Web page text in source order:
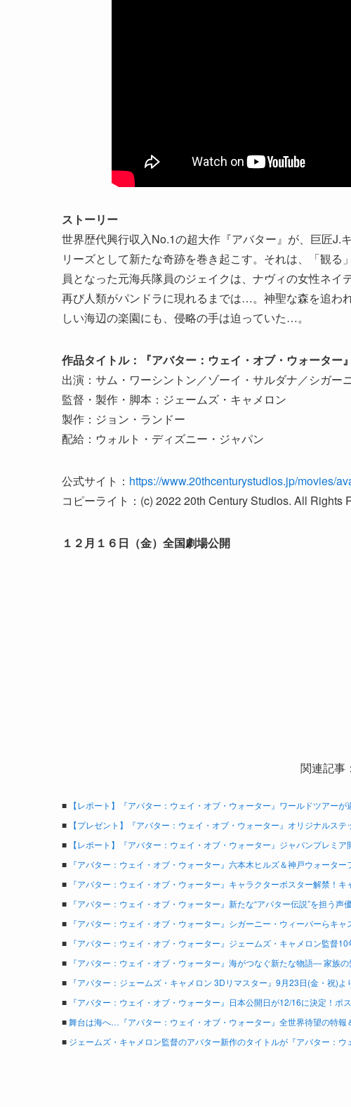
ストーリー
世界歴代興行収入No.1の超大作『アバター』が、巨匠J.
リーズとして新たな奇跡を巻き起こす。それは、「観
員となった元海兵隊員のジェイクは、ナヴィの女性ネイ
再び人類がパンドラに現れるまでは…。神聖な森を追わ
しい海辺の楽園にも、侵略の手は迫っていた…。
作品タイトル：『アバター：ウェイ・オブ・ウォーター』
出演：サム・ワーシントン／ゾーイ・サルダナ／シガー
監督・製作・脚本：ジェームズ・キャメロン
製作：ジョン・ランドー
配給：ウォルト・ディズニー・ジャパン
公式サイト： https://www.20thcenturystudios.jp/movies/
コピーライト：(c) 2022 20th Century Studios. All Rights
１２月１６日（金）全国劇場公開
関連記事：
■ 【レポート】『アバター：ウェイ・オブ・ウォーター』ワールドツアー
■ 【プレゼント】『アバター：ウェイ・オブ・ウォーター』オリジナルス
■ 【レポート】『アバター：ウェイ・オブ・ウォーター』ジャパンプレミ
■ 『アバター：ウェイ・オブ・ウォーター』六本木ヒルズ＆神戸ウォータ
■ 『アバター：ウェイ・オブ・ウォーター』キャラクターポスター解禁！
■ 『アバター：ウェイ・オブ・ウォーター』新たな“アバター伝説”を担う
■ 『アバター：ウェイ・オブ・ウォーター』シガーニー・ウィーバーらキ
■ 『アバター：ウェイ・オブ・ウォーター』ジェームズ・キャメロン監督
■ 『アバター：ウェイ・オブ・ウォーター』海がつなぐ新たな物語― 家族
■ 『アバター：ジェームズ・キャメロン 3Dリマスター』9月23日(金・祝)
■ 『アバター：ウェイ・オブ・ウォーター』日本公開日が12/16に決定！ポ
■舞台は海へ…『アバター：ウェイ・オブ・ウォーター』全世界待望の特
■ ジェームズ・キャメロン監督のアバター新作のタイトルが『アバター：